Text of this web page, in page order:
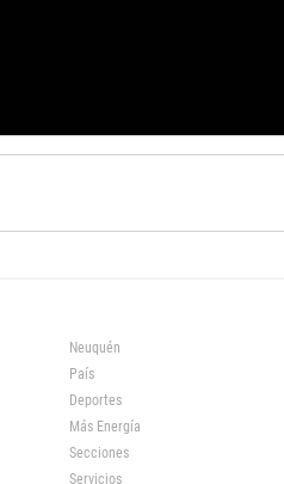
Neuquén
País
Deportes
Más Energía
Secciones
Servicios